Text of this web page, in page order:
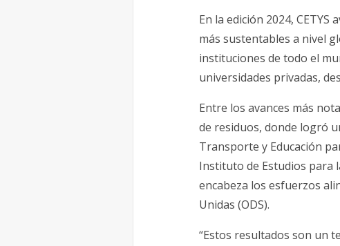
En la edición 2024,
más sustentables a nivel
instituciones de todo el
universidades privadas,
Entre los avances más
de residuos, donde logró
Transporte y Educación
Instituto de Estudios para
encabeza los esfuerzos
Unidas (ODS).
“Estos resultados son un